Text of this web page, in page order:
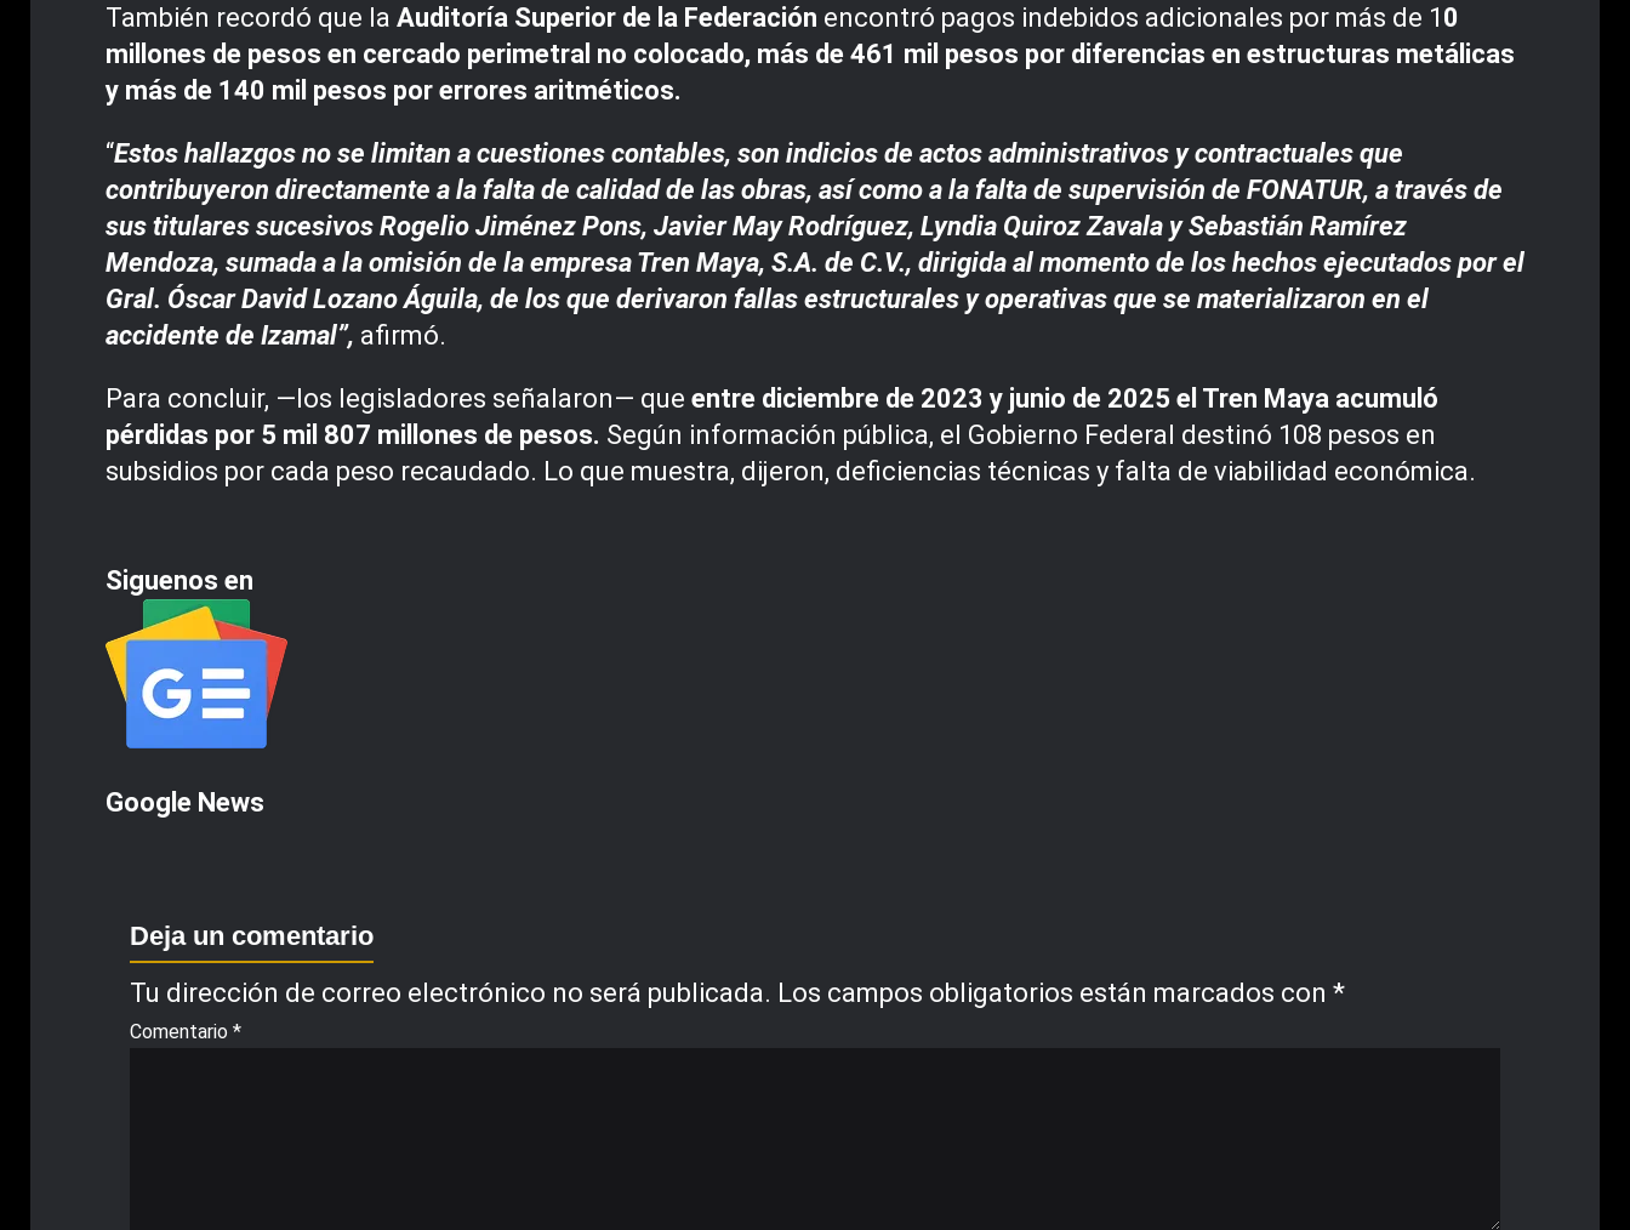
También recordó que la Auditoría Superior de la Federación encontró pagos indebidos adicionales por más de 1 0
millones de pesos en cercado perimetral no colocado, más de 461 mil pesos por diferencias en estructuras metálicas
y más de 140 mil pesos por errores aritméticos.
“Estos hallazgos no se limitan a cuestiones contables, son indicios de actos administrativos y contractuales que
contribuyeron directamente a la falta de calidad de las obras, así como a la falta de supervisión de FONATUR, a través de
sus titulares sucesivos Rogelio Jiménez Pons, Javier May Rodríguez, Lyndia Quiroz Zavala y Sebastián Ramírez
Mendoza, sumada a la omisión de la empresa Tren Maya, S.A. de C.V., dirigida al momento de los hechos ejecutados por el
Gral. Óscar David Lozano Águila, de los que derivaron fallas estructurales y operativas que se materializaron en el
accidente de Izamal”, afirmó.
Para concluir, —los legisladores señalaron— que entre diciembre de 2023 y junio de 2025 el Tren Maya acumuló
pérdidas por 5 mil 807 millones de pesos. Según información pública, el Gobierno Federal destinó 108 pesos en
subsidios por cada peso recaudado. Lo que muestra, dijeron, deficiencias técnicas y falta de viabilidad económica.
Siguenos en
Google News
Deja un comentario
Tu dirección de correo electrónico no será publicada. Los campos obligatorios están marcados con *
Comentario *